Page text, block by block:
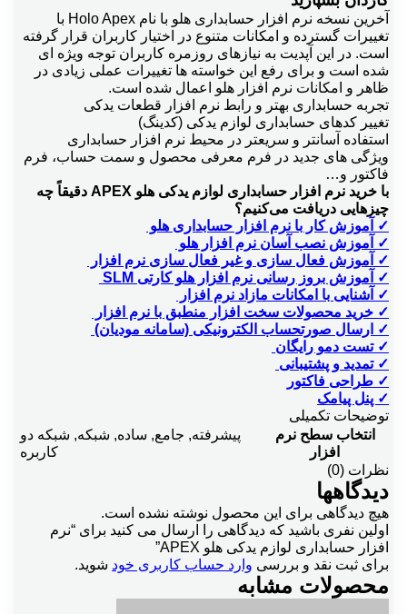
پورسانت درصدي از سود فروش + واسطه
تاريخ ميلادي به جاي هجري شمسي
تبديل اسنادموقت به دائم وبرعكس
تجزيه
تسويه فاكتوربه فاكتور
توضيحات چند سطري هر سطر فاكتور
توليد فرموله
تيپ قيمت
ثبت سنددرپيش فاكتور
ثبت سندمشابه وسندمعكوس
آخرین نسخه نرم افزار حسابداری هلو با نام Holo Apex با
تغییرات گسترده و امکانات متنوع در اختیار کاربران قرار گرفته
است. در این آپدیت به نیازهای روزمره کاربران توجه ویژه ای
شده است و برای رفع این خواسته ها تغییرات عملی زیادی در
ظاهر و امکانات نرم افزار هلو اعمال شده است.
تجربه حسابداری بهتر و رابط نرم افزار قطعات یدکی
تغییر کدهای حسابداری لوازم یدکی (کدینگ)
استفاده آسانتر و سریعتر در محیط نرم افزار حسابداری
ویژگی های جدید در فرم معرفی محصول و سمت حساب، فرم
فاکتور و…
با خرید نرم افزار حسابداری لوازم یدکی هلو APEX دقیقاً چه
چیزهایی دریافت می‌کنیم؟
✓ آموزش کار با نرم افزار حسابداری هلو
✓ آموزش نصب آسان نرم افزار هلو
✓ آموزش فعال سازی و غیر فعال سازی نرم افزار
✓ آموزش بروز رسانی نرم افزار هلو کارتی SLM
✓ آشنایی با امکانات مازاد نرم افزار
✓ خرید محصولات سخت افزار منطبق با نرم افزار
✓ ارسال صورتحساب الکترونیکی (سامانه مودیان)
✓ تست دمو رایگان
✓ تمدید و پشتیبانی
✓ طراحی فاکتور
✓ پنل پیامک
توضیحات تکمیلی
انتخاب سطح نرم
افزار
پیشرفته, جامع, ساده, شبکه, شبکه دو
کاربره
نظرات (0)
دیدگاهها
هیچ دیدگاهی برای این محصول نوشته نشده است.
اولین نفری باشید که دیدگاهی را ارسال می کنید برای “نرم
افزار حسابداری لوازم یدکی هلو APEX”
برای ثبت نقد و بررسی وارد حساب کاربری خود شوید.
محصولات مشابه